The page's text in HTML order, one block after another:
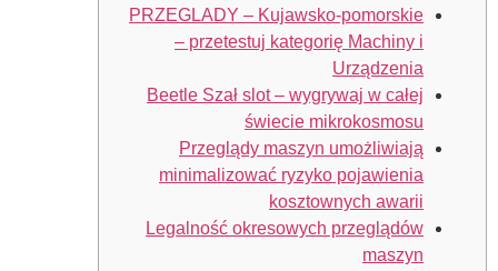
PRZEGLADY – Kujawsko-pomorskie
– przetestuj kategorię Machiny i
Urządzenia
Beetle Szał slot – wygrywaj w całej
świecie mikrokosmosu
Przeglądy maszyn umożliwiają
minimalizować ryzyko pojawienia
kosztownych awarii
Legalność okresowych przeglądów
maszyn